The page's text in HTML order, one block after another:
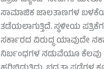
ಸಾಮಾಜಿಕ ಜಾಲತಾಣಗಳ
ತಡೆಯಲಾಗುತ್ತಿದೆ. ಸ್ಥಳೀಯ
ಸರ್ಕಾರದ ವಿರುದ್ಧ ಯಾವುದೇ
ನಿರ್ಬಂಧಗಳ ನಡುವೆಯೂ ಕೆಲವು